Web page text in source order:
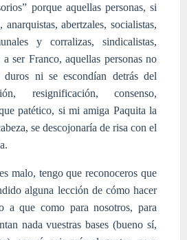
porque aquellas personas, si
abertzales, socialistas,
y corralizas, sindicalistas,
ser Franco, aquellas personas no
ni se escondían detrás del
resignificación, consenso,
patético, si mi amiga Paquita la
se descojonaría de risa con el
malo, tengo que reconoceros que
alguna lección de cómo hacer
a que como para nosotros, para
nada vuestras bases (bueno sí,